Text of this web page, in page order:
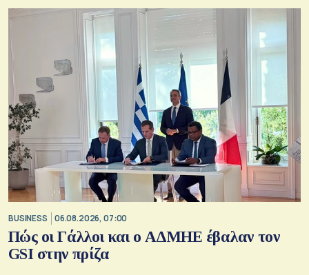
BUSINESS 06.08.2026, 07:00
Πώς οι Γάλλοι και ο ΑΔΜΗΕ έβαλαν τον
GSI στην πρίζα